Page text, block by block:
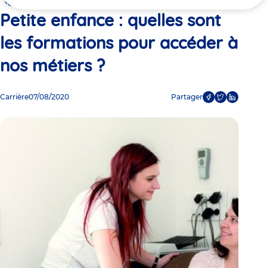
ici
métiers ?
Petite enfance : quelles sont
les formations pour accéder à
nos métiers ?
Carrière07/08/2020 Partager